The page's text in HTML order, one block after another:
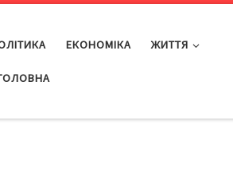
ЕКОНОМІКА ЖИТТЯ